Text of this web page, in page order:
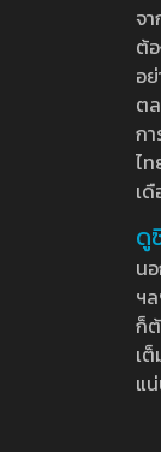
จ
ต้
อ
ต
ก
ไ
เ
ดู
น
ฯ
ก็
เ
แ